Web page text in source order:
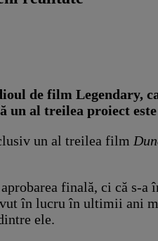
de film Legendary,
un al treilea proiect
un al treilea film
finală, ci că s-a
în lucru în ultimii ani
ele.